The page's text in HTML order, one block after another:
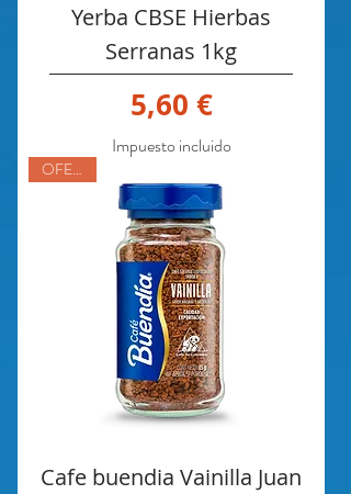
Yerba CBSE Hierbas
Serranas 1kg
Precio
5,60 €
Impuesto incluido
OFERTA
Cafe buendia Vainilla Juan